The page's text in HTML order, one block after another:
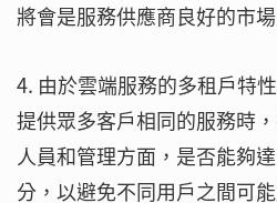
將會是服務供應商良好的市
4. 由於雲端服務的多租戶特
提供眾多客戶相同的服務時
人員和管理方面，是否能夠
分，以避免不同用戶之間可